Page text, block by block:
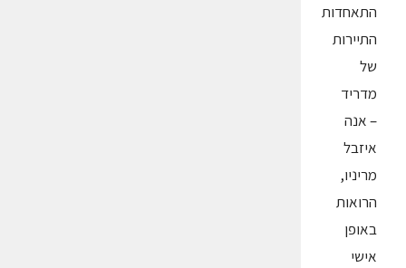
התאחדות
התיירות
של
מדריד
– אנה
איזבל
מריניו,
הרואות
באופן
אישי